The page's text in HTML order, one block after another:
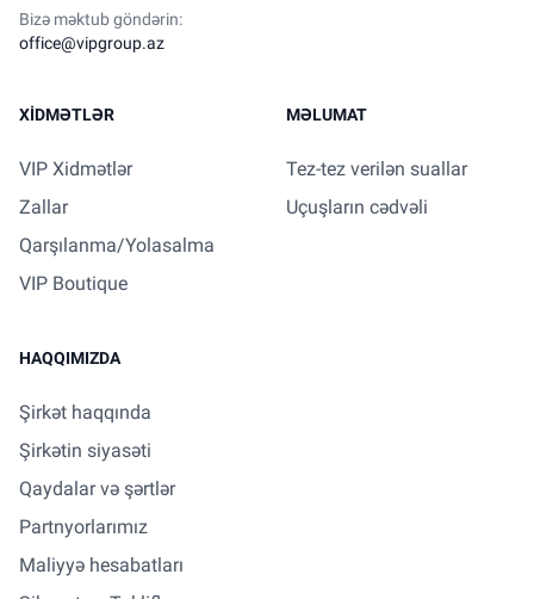
Bizə məktub göndərin:
office@vipgroup.az
XIDMƏTLƏR
VIP Xidmətlər
Zallar
Qarşılanma/Yolasalma
VIP Boutique
MƏLUMAT
Tez-tez verilən suallar
Uçuşların cədvəli
HAQQIMIZDA
Şirkət haqqında
Şirkətin siyasəti
Qaydalar və şərtlər
Partnyorlarımız
Maliyyə hesabatları